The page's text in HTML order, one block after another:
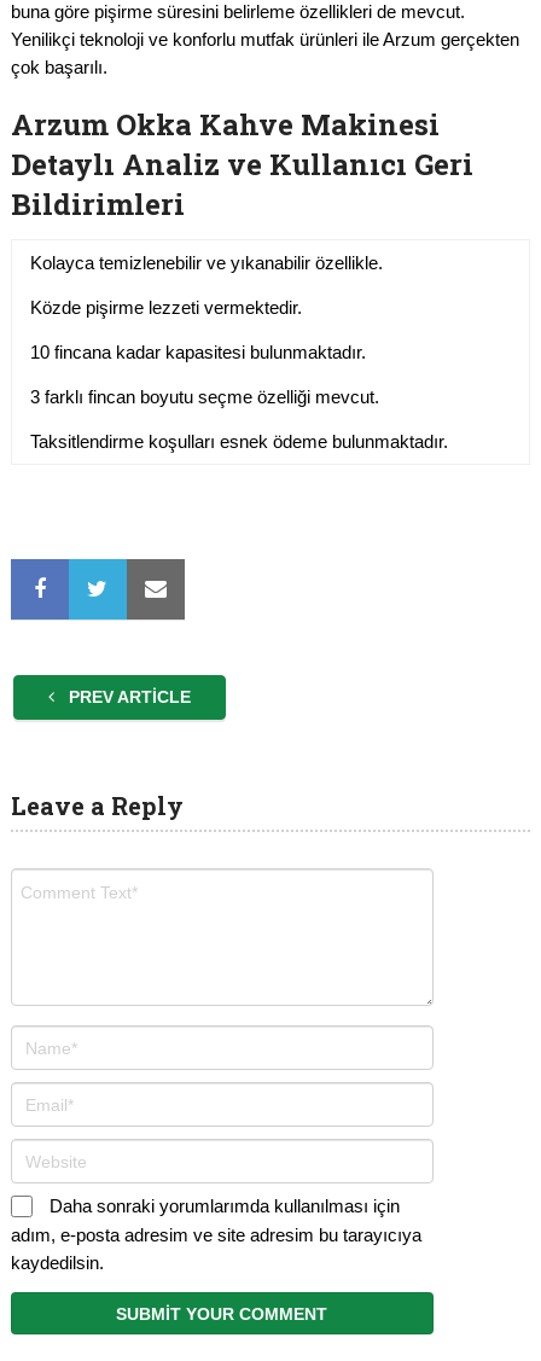
buna göre pişirme süresini belirleme özellikleri de mevcut.
Yenilikçi teknoloji ve konforlu mutfak ürünleri ile Arzum gerçekten
çok başarılı.
Arzum Okka Kahve Makinesi
Detaylı Analiz ve Kullanıcı Geri
Bildirimleri
Kolayca temizlenebilir ve yıkanabilir özellikle.
Közde pişirme lezzeti vermektedir.
10 fincana kadar kapasitesi bulunmaktadır.
3 farklı fincan boyutu seçme özelliği mevcut.
Taksitlendirme koşulları esnek ödeme bulunmaktadır.
PREV ARTICLE
Leave a Reply
Daha sonraki yorumlarımda kullanılması için
adım, e-posta adresim ve site adresim bu tarayıcıya
kaydedilsin.